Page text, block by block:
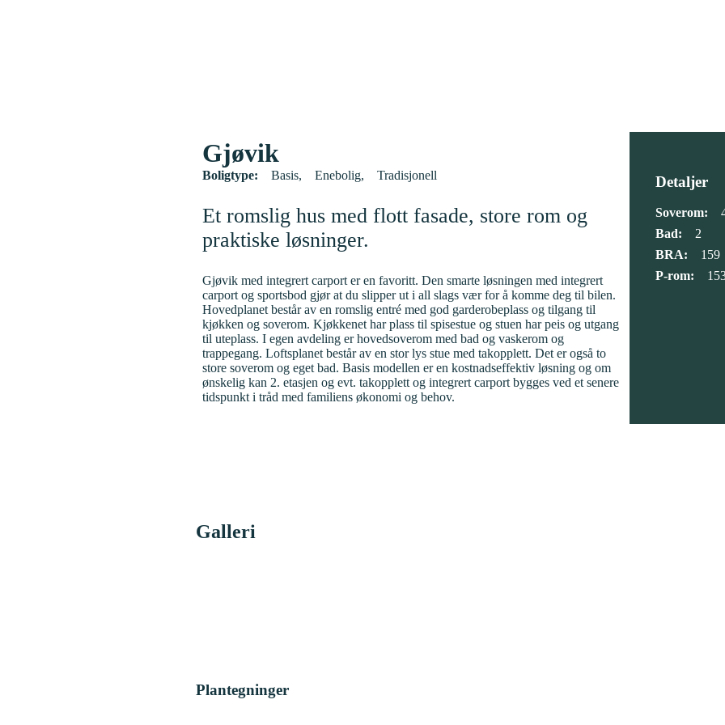
Gjøvik
Boligtype: Basis Enebolig Tradisjonell
Et romslig hus med flott fasade, store rom og
praktiske løsninger.
Gjøvik med integrert carport er en favoritt. Den smarte løsningen med integrert
carport og sportsbod gjør at du slipper ut i all slags vær for å komme deg til bilen.
Hovedplanet består av en romslig entré med god garderobeplass og tilgang til
kjøkken og soverom. Kjøkkenet har plass til spisestue og stuen har peis og utgang
til uteplass. I egen avdeling er hovedsoverom med bad og vaskerom og
trappegang. Loftsplanet består av en stor lys stue med takopplett. Det er også to
store soverom og eget bad. Basis modellen er en kostnadseffektiv løsning og om
ønskelig kan 2. etasjen og evt. takopplett og integrert carport bygges ved et senere
tidspunkt i tråd med familiens økonomi og behov.
Detaljer
Soverom:
Bad:
2
BRA:
159
P-rom:
Galleri
Plantegninger